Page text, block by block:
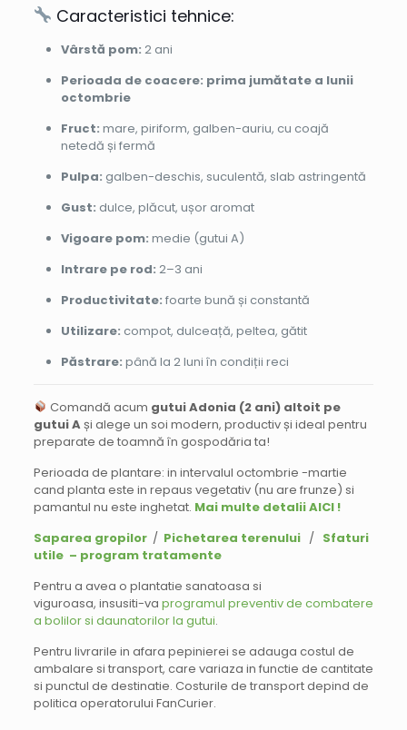
Caracteristici tehnice:
Vârstă pom: 2 ani
Perioada de coacere: prima jumătate a lunii
octombrie
Fruct: mare, piriform, galben-auriu, cu coajă
netedă și fermă
Pulpa: galben-deschis, suculentă, slab astringentă
Gust: dulce, plăcut, ușor aromat
Vigoare pom: medie (gutui A)
Intrare pe rod: 2–3 ani
Productivitate: foarte bună și constantă
Utilizare: compot, dulceață, peltea, gătit
Păstrare: până la 2 luni în condiții reci
Comandă acum gutui Adonia (2 ani) altoit pe
gutui Ași alege un soi modern, productiv și ideal pentru
preparate de toamnă în gospodăria ta!
Perioada de plantare: in intervalul octombrie -martie
cand planta este in repaus vegetativ (nu are frunze) si
pamantul nu este inghetat. Mai multe detalii AICI !
Saparea gropilor/ Pichetarea terenului/ Sfaturi
utile – program tratamente
Pentru a avea o plantatie sanatoasa si
viguroasa, insusiti-va programul preventiv de combatere
a bolilor si daunatorilor la gutui.
Pentru livrarile in afara pepinierei se adauga costul de
ambalare si transport, care variaza in functie de cantitate
si punctul de destinatie. Costurile de transport depind de
politica operatorului FanCurier.